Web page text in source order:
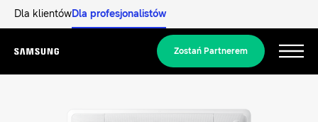
Dla klientówDla profesjonalistów
Menu
Zostań Partnerem